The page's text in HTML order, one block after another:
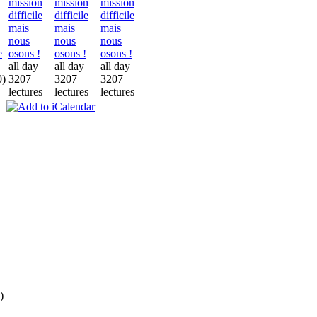
difficile
mais
nous
osons !
all day
3207
lectures
difficile
mais
nous
osons !
all day
3207
lectures
difficile
mais
nous
osons !
all day
3207
lectures